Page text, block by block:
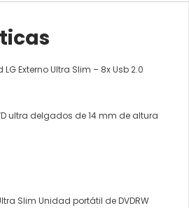
Externo Ultra Slim – 8x Usb 2.0
ultra delgados de 14 mm de altura
Slim Unidad portátil de DVDRW